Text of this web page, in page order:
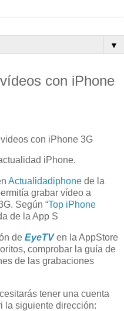
▼
con iPhone
con iPhone 3G
iPhone.
Actualidadiphone de la
grabar vídeo a
Según “Top iPhone
de la App S
de EyeTVen la AppStore
comprobar la guía de
de las grabaciones
tener una cuenta
la siguiente dirección: